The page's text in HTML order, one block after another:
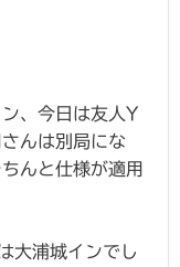
、今日は友人Y
んは別局にな
んと仕様が適用
大浦城インでし